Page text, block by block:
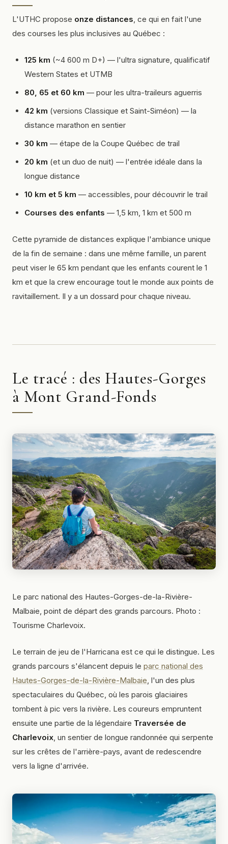
L'UTHC propose onze distances, ce qui en fait l'une
des courses les plus inclusives au Québec :
125 km (~4 600 m D+) — l'ultra signature, qualificatif
Western States et UTMB
80, 65 et 60 km — pour les ultra-traileurs aguerris
42 km (versions Classique et Saint-Siméon) — la
distance marathon en sentier
30 km — étape de la Coupe Québec de trail
20 km (et un duo de nuit) — l'entrée idéale dans la
longue distance
10 km et 5 km — accessibles, pour découvrir le trail
Courses des enfants — 1,5 km, 1 km et 500 m
Cette pyramide de distances explique l'ambiance unique
de la fin de semaine : dans une même famille, un parent
peut viser le 65 km pendant que les enfants courent le 1
km et que la crew encourage tout le monde aux points de
ravitaillement. Il y a un dossard pour chaque niveau.
Le tracé : des Hautes-Gorges
à Mont Grand-Fonds
Le parc national des Hautes-Gorges-de-la-Rivière-
Malbaie, point de départ des grands parcours. Photo :
Tourisme Charlevoix.
Le terrain de jeu de l'Harricana est ce qui le distingue. Les
grands parcours s'élancent depuis le parc national des
Hautes-Gorges-de-la-Rivière-Malbaie , l'un des plus
spectaculaires du Québec, où les parois glaciaires
tombent à pic vers la rivière. Les coureurs empruntent
ensuite une partie de la légendaire Traversée de
Charlevoix , un sentier de longue randonnée qui serpente
sur les crêtes de l'arrière-pays, avant de redescendre
vers la ligne d'arrivée.